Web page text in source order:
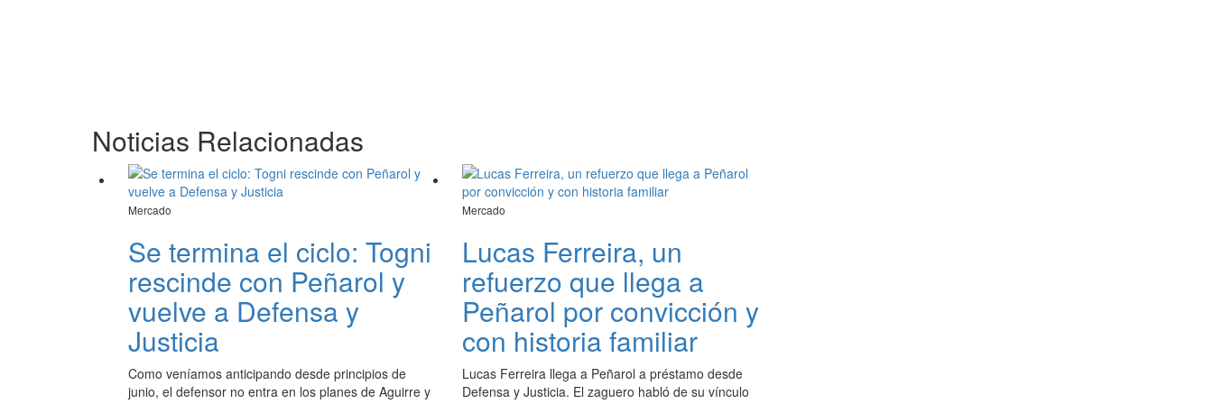
Noticias Relacionadas
Mercado
Se termina el ciclo: Togni
rescinde con Peñarol y
vuelve a Defensa y
Justicia
Como veníamos anticipando desde principios de
junio, el defensor no entra en los planes de Aguirre y
Mercado
Lucas Ferreira, un
refuerzo que llega a
Peñarol por convicción y
con historia familiar
Lucas Ferreira llega a Peñarol a préstamo desde
Defensa y Justicia. El zaguero habló de su vínculo